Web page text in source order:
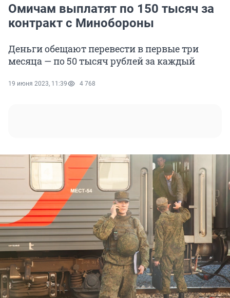
Омичам выплатят по 150 тысяч за
контракт с Минобороны
Деньги обещают перевести в первые три
месяца — по 50 тысяч рублей за каждый
19 июня 2023, 11:39 4 768